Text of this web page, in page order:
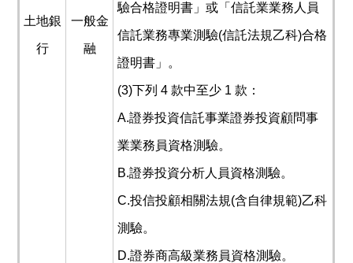
土地銀
行
一般金
融
驗合格證明書」或「信託業業務人員
信託業務專業測驗(信託法規乙科)合格
證明書」。
(3)下列 4 款中至少 1 款：
A.證券投資信託事業證券投資顧問事
業業務員資格測驗。
B.證券投資分析人員資格測驗。
C.投信投顧相關法規(含自律規範)乙科
測驗。
D.證券商高級業務員資格測驗。